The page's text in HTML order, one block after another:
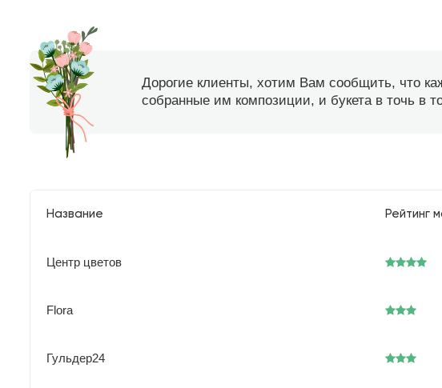
Дорогие клиенты, хотим Вам сообщить, что
собранные им композиции, и букета в точь в
Название Рейтинг
Центр цветов
Flora
Гульдер24